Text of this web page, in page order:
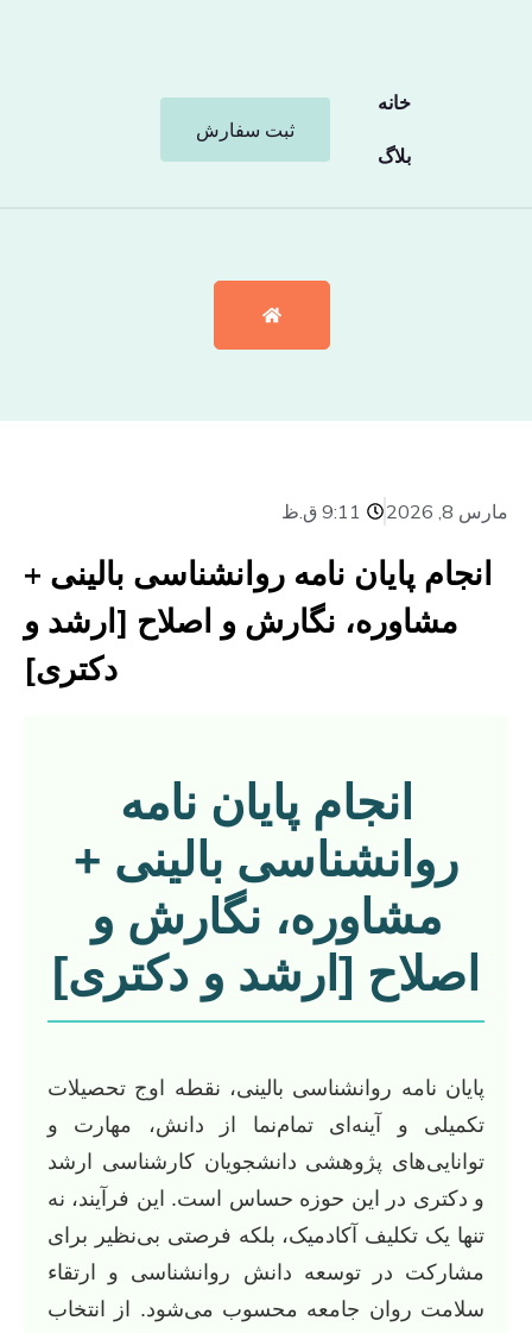
خانه
بلاگ
ثبت سفارش
مارس 8, 2026 9:11 ق.ظ
انجام پایان نامه روانشناسی بالینی +
مشاوره، نگارش و اصلاح [ارشد و
دکتری]
انجام پایان نامه
روانشناسی بالینی +
مشاوره، نگارش و
اصلاح [ارشد و دکتری]
پایان نامه روانشناسی بالینی، نقطه اوج تحصیلات
تکمیلی و آینه‌ای تمام‌نما از دانش، مهارت و
توانایی‌های پژوهشی دانشجویان کارشناسی ارشد
و دکتری در این حوزه حساس است. این فرآیند، نه
تنها یک تکلیف آکادمیک، بلکه فرصتی بی‌نظیر برای
مشارکت در توسعه دانش روانشناسی و ارتقاء
سلامت روان جامعه محسوب می‌شود. از انتخاب